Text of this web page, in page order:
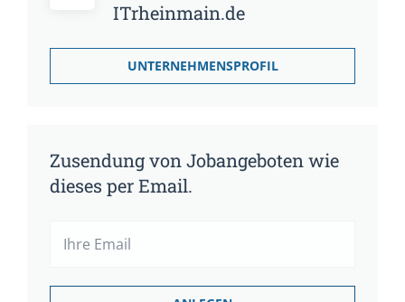
ITrheinmain.de
UNTERNEHMENSPROFIL
Zusendung von Jobangeboten wie
dieses per Email.